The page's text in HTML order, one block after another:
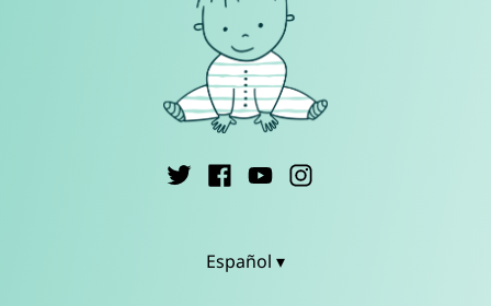
Español ▾